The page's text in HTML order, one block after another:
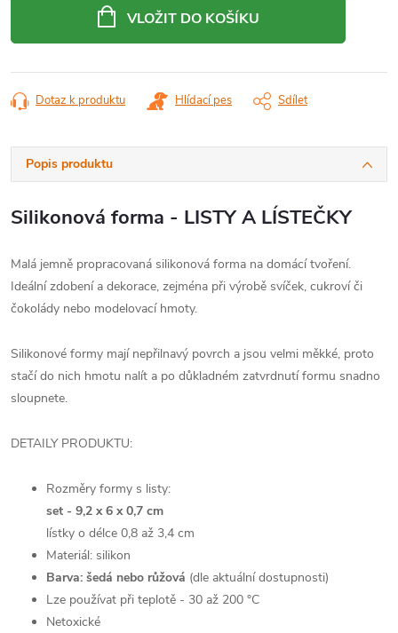
VLOŽIT DO KOŠÍKU
Dotaz k produktu Hlídací pes Sdílet
Popis produktu
Silikonová forma - LISTY A LÍSTEČKY
Malá jemně propracovaná silikonová forma na domácí tvoření.
Ideální zdobení a dekorace, zejména při výrobě svíček, cukroví či
čokolády nebo modelovací hmoty.
Silikonové formy mají nepřilnavý povrch a jsou velmi měkké, proto
stačí do nich hmotu nalít a po důkladném zatvrdnutí formu snadno
sloupnete.
DETAILY PRODUKTU:
Rozměry formy s listy:
set - 9,2 x 6 x 0,7 cm
lístky o délce 0,8 až 3,4 cm
Materiál: silikon
Barva: šedá nebo růžová (dle aktuální dostupnosti)
Lze používat při teplotě - 30 až 200 °C
Netoxické